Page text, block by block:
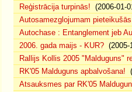
Reģistrācija turpinās! (2006-01-
Autosamezglojumam
Autochase : Entanglement jeb
2006. gada maijs - KUR? (2005-
Rallijs Kollis 2005 "Malduguns"
RK'05 Malduguns apbalvošana!
Atsauksmes par RK'05